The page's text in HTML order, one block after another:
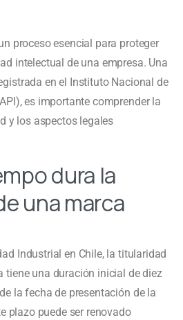
proceso esencial para proteger
intelectual de una empresa. Una
en el Instituto Nacional de
es importante comprender la
y los aspectos legales
dura la
una marca
Industrial en Chile, la titularidad
tiene una duración inicial de diez
la fecha de presentación de la
plazo puede ser renovado